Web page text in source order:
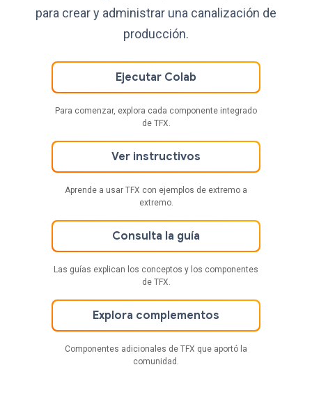
para crear y administrar una canalización de
producción.
Ejecutar Colab
Para comenzar, explora cada componente integrado
de TFX.
Ver instructivos
Aprende a usar TFX con ejemplos de extremo a
extremo.
Consulta la guía
Las guías explican los conceptos y los componentes
de TFX.
Explora complementos
Componentes adicionales de TFX que aportó la
comunidad.